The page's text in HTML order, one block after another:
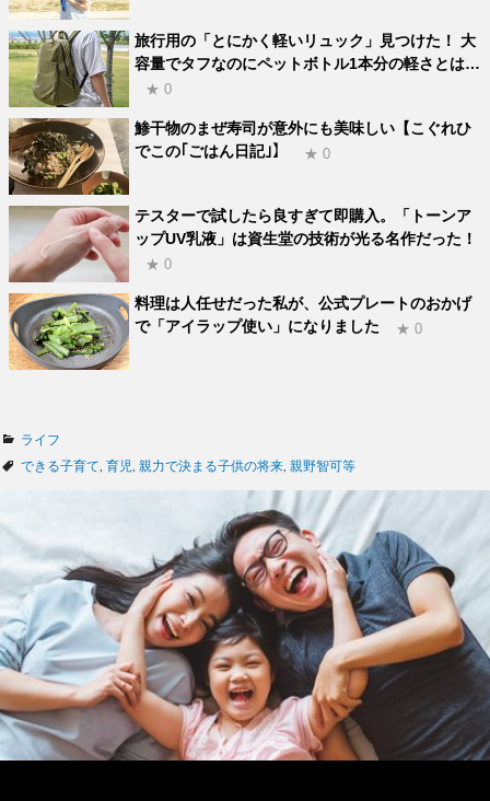
旅行用の「とにかく軽いリュック」見つけた！ 大
容量でタフなのにペットボトル1本分の軽さとは…
★ 0
鯵干物のまぜ寿司が意外にも美味しい【こぐれひ
でこの｢ごはん日記｣】
★ 0
テスターで試したら良すぎて即購入。「トーンア
ップUV乳液」は資生堂の技術が光る名作だった！
★ 0
料理は人任せだった私が、公式プレートのおかげ
で「アイラップ使い」になりました
★ 0
カ
テ
ライフ
タ
できる子育て 育児 親力で決まる子供の将来 親野智可等